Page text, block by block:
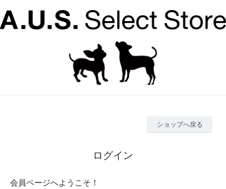
ショップへ戻る
ログイン
会員ページへようこそ！